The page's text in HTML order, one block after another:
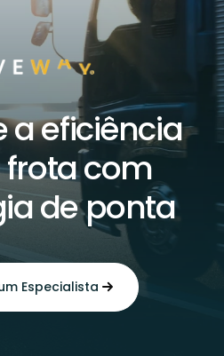
a eficiência
com
de ponta
Especialista